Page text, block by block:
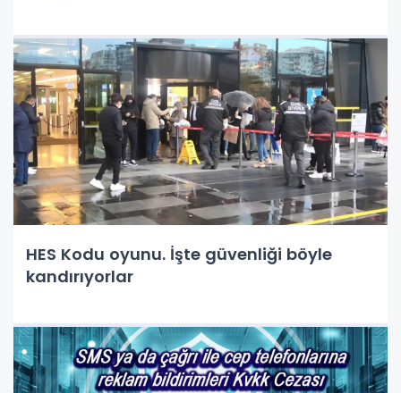
HES Kodu oyunu. İşte güvenliği böyle
kandırıyorlar